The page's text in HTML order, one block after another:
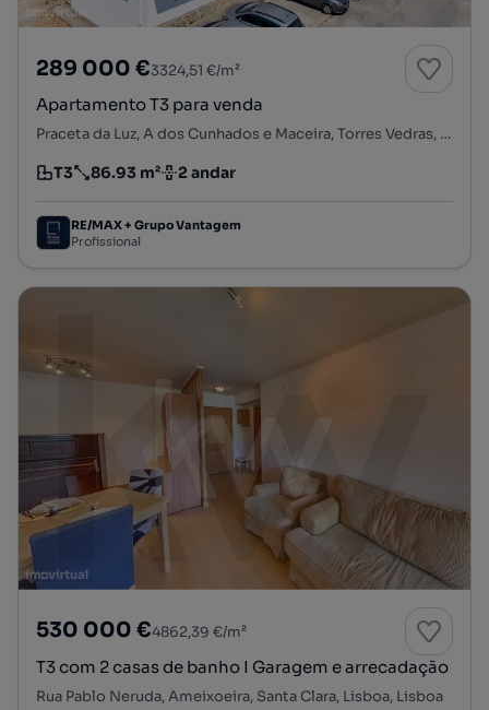
289 000 €3324,51 €/m²
Apartamento T3 para venda
Praceta da Luz, A dos Cunhados e Maceira, Torres Vedras, Lisboa
Tipologia
T3
Preço por metro quadrado
86.93 m²
Andar 2 andar
RE/MAX + Grupo Vantagem
Profissional
530 000 €4862,39 €/m²
T3 com 2 casas de banho I Garagem e arrecadação
Rua Pablo Neruda, Ameixoeira, Santa Clara, Lisboa, Lisboa